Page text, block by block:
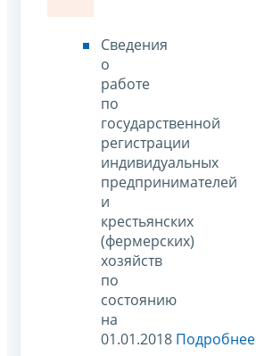
Сведения
о
работе
по
государственной
регистрации
индивидуальных
предпринимателей
и
крестьянских
(фермерских)
хозяйств
по
состоянию
на
01.01.2018 Подробнее